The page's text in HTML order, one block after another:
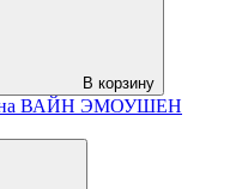
В корзину